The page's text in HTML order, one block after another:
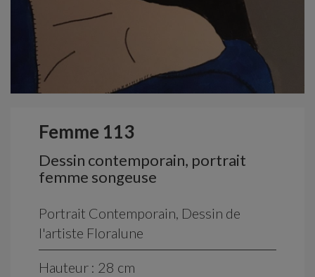
Femme 113
Dessin contemporain, portrait
femme songeuse
Portrait Contemporain, Dessin de
l'artiste Floralune
Hauteur : 28 cm